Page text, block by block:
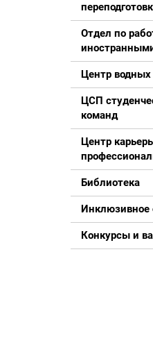
Отдел по
Центр водных
ЦСП
команд
Центр
Библиотека
Инклюзивное
Конкурсы и